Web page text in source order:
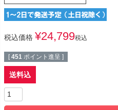
税込価格 ¥24,799税込
[ 451 ポイント進呈 ]
送料込